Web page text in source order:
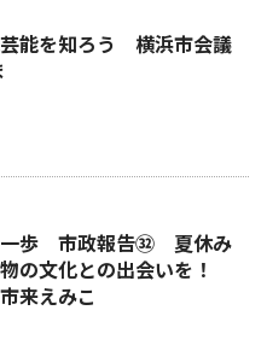
能を知ろう 横浜市会議
一歩 市政報告㉜ 夏休み
の文化との出会いを！
来えみこ